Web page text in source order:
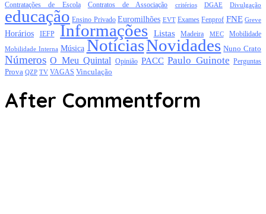
Contratações de Escola Contratos de Associação critérios DGAE Divulgação
educação Ensino Privado Euromilhões EVT Exames Fenprof FNE Greve
Horários IEFP Informações Listas Madeira MEC Mobilidade
Mobilidade Interna Música NotíciasNovidades Nuno Crato
Números O Meu Quintal Opinião PACC Paulo Guinote Perguntas
Prova QZP TV VAGAS Vinculação
After Commentform